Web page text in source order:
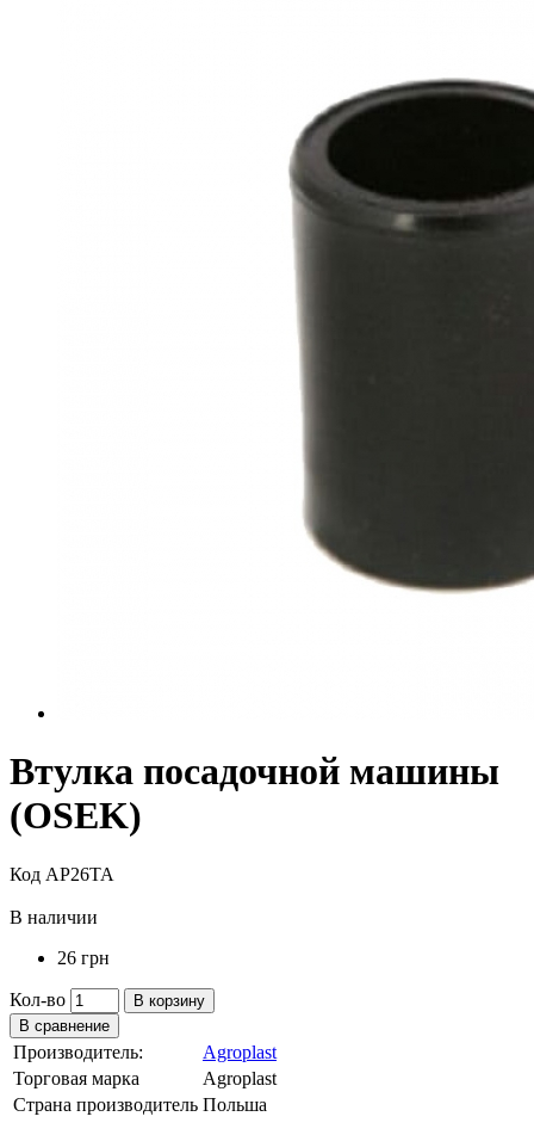
Втулка посадочной машины
(OSEK)
Код AP26TA
В наличии
26 грн
Кол-во
В корзину
В сравнение
Производитель:
Agroplast
Торговая марка
Agroplast
Страна производитель Польша